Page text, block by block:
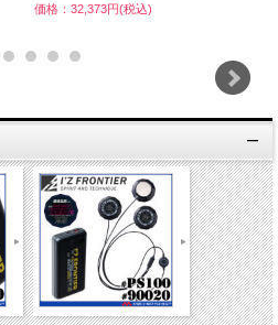
価格：32,373円(税込)